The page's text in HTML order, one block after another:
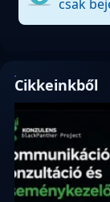
csak
Cikkeinkből